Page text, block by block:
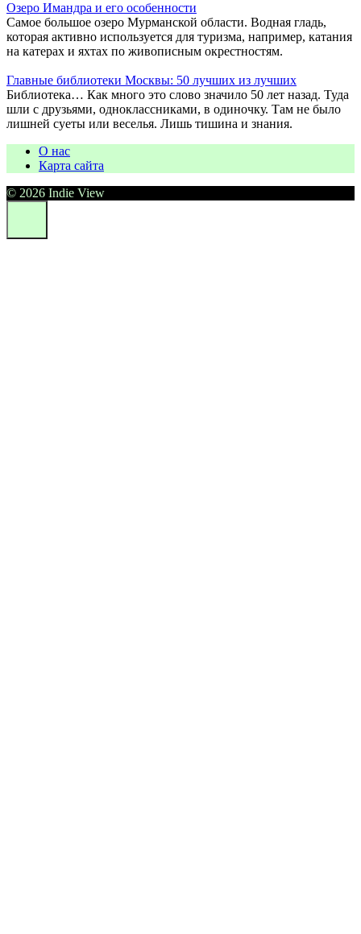
Озеро Имандра и его особенности
Самое большое озеро Мурманской области. Водная гладь,
которая активно используется для туризма, например, катания
на катерах и яхтах по живописным окрестностям.
Главные библиотеки Москвы: 50 лучших из лучших
Библиотека… Как много это слово значило 50 лет назад. Туда
шли с друзьями, одноклассниками, в одиночку. Там не было
лишней суеты или веселья. Лишь тишина и знания.
О нас
Карта сайта
© 2026 Indie View